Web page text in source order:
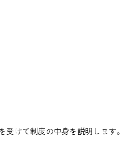
けて制度の中身を説明します。